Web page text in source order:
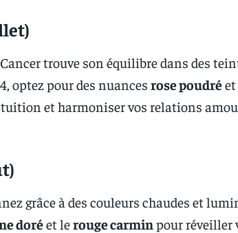
trouve son équilibre dans des
optez pour des nuancesrose poudré
et harmoniser vos relations
grâce à des couleurs chaudes et
doréet lerouge carmin pour réveiller